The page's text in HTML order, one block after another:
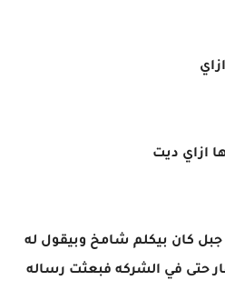
ازاي ديت
كان بيكلم شامخ وبيقول له
حتى في الشركه فبعثت رساله